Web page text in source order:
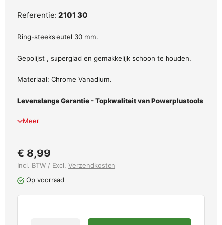
Referentie: 2101 30
Ring-steeksleutel 30 mm.
Gepolijst , superglad en gemakkelijk schoon te houden.
Materiaal: Chrome Vanadium.
Levenslange Garantie - Topkwaliteit van Powerplustools
Meer
€ 8,99
Incl. BTW / Excl. Verzendkosten
Op voorraad